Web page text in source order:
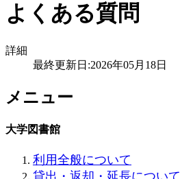
よくある質問
詳細
最終更新日:2026年05月18日
メニュー
大学図書館
利用全般について